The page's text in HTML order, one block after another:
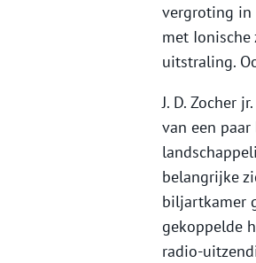
vergroting in
met
uitstraling.
J. D. Zocher
van een
belangrijke
biljartkamer
gekoppelde
radio-